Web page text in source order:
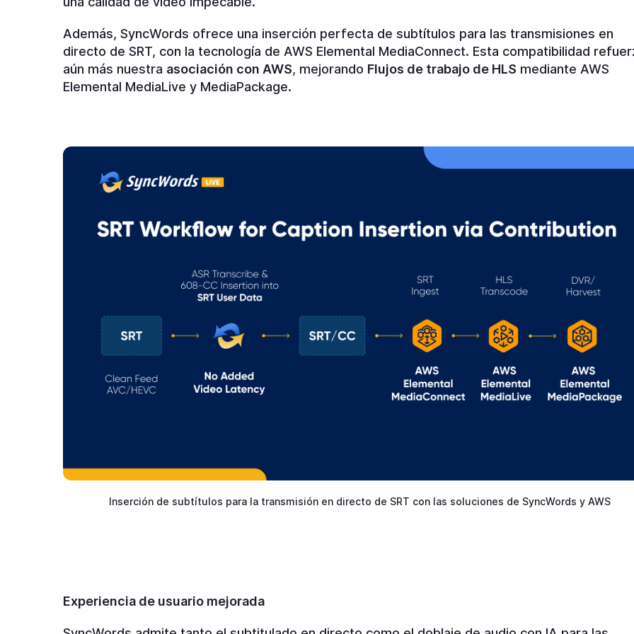
Además, SyncWords ofrece una inserción perfecta de subtítulos para las transmisiones en
directo de SRT, con la tecnología de AWS Elemental MediaConnect. Esta compatibilidad
aún más nuestra asociación con AWS, mejorando Flujos de trabajo de HLS mediante AWS
Elemental MediaLive y MediaPackage.
Inserción de subtítulos para la transmisión en directo de SRT con las soluciones de SyncWords y AWS
Experiencia de usuario mejorada